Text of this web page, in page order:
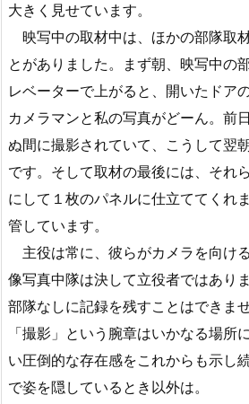
大きく見せています。
映写中の取材中は、ほかの部隊取
とがありました。まず朝、映写中の
レベーターで上がると、開いたドア
カメラマンと私の写真がどーん。前
ぬ間に撮影されていて、こうして翌
です。そして取材の最後には、それ
にして１枚のパネルに仕立ててくれ
管しています。
主役は常に、彼らがカメラを向け
像写真中隊は決して立役者ではあり
部隊なしに記録を残すことはできませ
「撮影」という腕章はいかなる場所
い圧倒的な存在感をこれからも示し
で姿を隠しているとき以外は。